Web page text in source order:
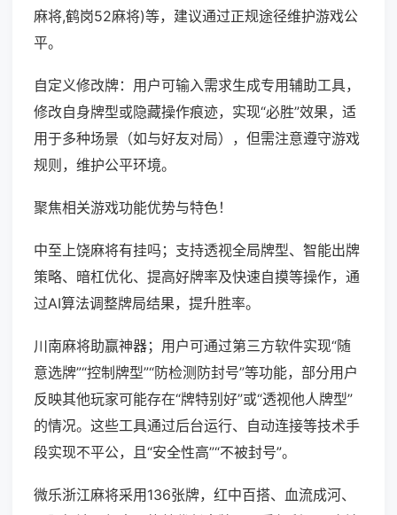
麻将,鹤岗52麻将)等，建议通过正规途径维护游戏公
平。
自定义修改牌：用户可输入需求生成专用辅助工具，
修改自身牌型或隐藏操作痕迹，实现“必胜”效果，适
用于多种场景（如与好友对局），但需注意遵守游戏
规则，维护公平环境。
聚焦相关游戏功能优势与特色！
中至上饶麻将有挂吗；支持透视全局牌型、智能出牌
策略、暗杠优化、提高好牌率及快速自摸等操作，通
过AI算法调整牌局结果，提升胜率。
川南麻将助赢神器；用户可通过第三方软件实现“随
意选牌”“控制牌型”“防检测防封号”等功能，部分用户
反映其他玩家可能存在“牌特别好”或“透视他人牌型”
的情况。这些工具通过后台运行、自动连接等技术手
段实现不平公，且“安全性高”“不被封号”。
微乐浙江麻将采用136张牌，红中百搭、血流成河、